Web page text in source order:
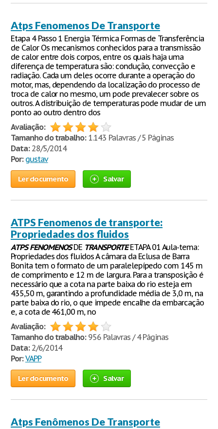
Atps Fenomenos De Transporte
Etapa 4 Passo 1 Energia Térmica Formas de Transferência
de Calor Os mecanismos conhecidos para a transmissão
de calor entre dois corpos, entre os quais haja uma
diferença de temperatura são: condução, convecção e
radiação. Cada um deles ocorre durante a operação do
motor, mas, dependendo da localização do processo de
troca de calor no mesmo, um pode prevalecer sobre os
outros. A distribuição de temperaturas pode mudar de um
ponto ao outro dentro dos
Avaliação:
Tamanho do trabalho:1.143 Palavras / 5 Páginas
Data:28/5/2014
Por: gustav
Ler documento Salvar
ATPS Fenomenos de transporte:
Propriedades dos fluidos
ATPS FENOMENOSDE TRANSPORTEETAPA 01 Aula-tema:
Propriedades dos fluidos A câmara da Eclusa de Barra
Bonita tem o formato de um paralelepípedo com 145 m
de comprimento e 12 m de largura. Para a transposição é
necessário que a cota na parte baixa do rio esteja em
435,50 m, garantindo a profundidade média de 3,0 m, na
parte baixa do rio, o que impede encalhe da embarcação
e, a cota de 461,00 m, no
Avaliação:
Tamanho do trabalho:956 Palavras / 4 Páginas
Data:2/6/2014
Por: VAPP
Ler documento Salvar
Atps Fenômenos De Transporte